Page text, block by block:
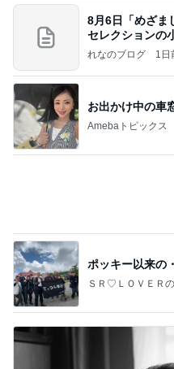
お出かけ中の車
ポッキー以来の
ＳＲ♡ＬＯＶＥＲの
人を変えられると思い失敗した